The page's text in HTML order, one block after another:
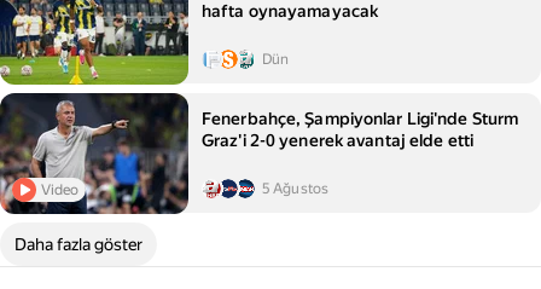
hafta oynayamayacak
Dün
Video
Fenerbahçe, Şampiyonlar Ligi'nde Sturm
Graz'i 2-0 yenerek avantaj elde etti
5 Ağustos
Daha fazla göster